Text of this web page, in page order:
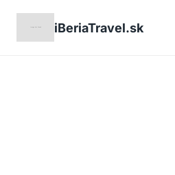
iBeriaTravel.sk